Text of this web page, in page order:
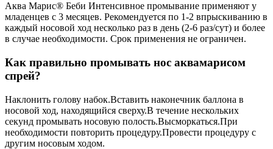
Аква Марис® Беби Интенсивное промывание применяют у
младенцев с 3 месяцев. Рекомендуется по 1-2 впрыскиванию в
каждый носовой ход несколько раз в день (2-6 раз/сут) и более
в случае необходимости. Срок применения не ограничен.
Как правильно промывать нос аквамарисом
спрей?
Наклонить голову набок.Вставить наконечник баллона в
носовой ход, находящийся сверху.В течение нескольких
секунд промывать носовую полость.Высморкаться.При
необходимости повторить процедуру.Провести процедуру с
другим носовым ходом.